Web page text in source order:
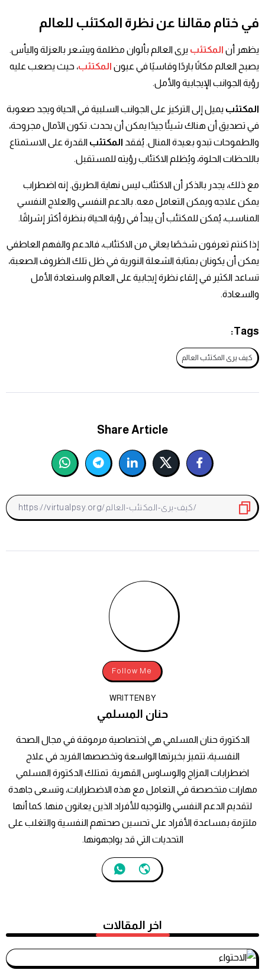
في ختام مقالنا عن نظرة المكتئب للعالم
يظهر أن المكتئب يرى العالم بألوان مظلمة ويشعر بالعزلة واليأس.
يصبح العالم مكانًا باردًا وقاسيًا في عيون المكتئب، حيث يصعب عليه
رؤية الجوانب الإيجابية والأمل.
المكتئب يميل إلى التركيز على الجوانب السلبية في الحياة ويجد صعوبة
في تصديق أن هناك شيئًا جيدًا يمكن أن يحدث. تكون الآمال مجروحة،
والطموحات تبدو بعيدة المنال. يُفقد المكتئب القدرة على الاستمتاع
باللحظات الحلوة، ويُظلم الاكتئاب رؤيته للمستقبل.
مع ذلك، يجدر بالذكر أن الاكتئاب ليس نهاية الطريق. إنه اضطراب
يمكن علاجه ويمكن التعامل معه. بالدعم النفسي والعلاج النفسي
المناسب، يُمكن للمكتئب أن يبدأ في رؤية الحياة بنظرة أكثر إشراقًا.
إذا كنتم تعرفون شخصًا يعاني من الاكتئاب، فالدعم والفهم العاطفي
يمكن أن يكونان بمثابة الشعلة النورية في ظل تلك الظروف الصعبة،
تساعد الكثير في إلقاء نظرة إيجابية على العالم واستعادة الأمل
والسعادة.
Tags:
كيف يرى المكتئب العالم
Share Article
WRITTEN BY
حنان المسلمي
النفسية، تتميز بخبرتها الواسعة وتخصصها الفريد في علاج
اضطرابات المزاج والوساوس القهرية. تمتلك الدكتورة المسلمي
مهارات متخصصة في التعامل مع هذه الاضطرابات، وتسعى جاهدة
لتقديم الدعم النفسي والتوجيه للأفراد الذين يعانون منها. كما أنها
ملتزمة بمساعدة الأفراد على تحسين صحتهم النفسية والتغلب على
التحديات التي قد يواجهونها​​.
اخر المقالات
رحلة الاحتواء نحو مجتمع متساو